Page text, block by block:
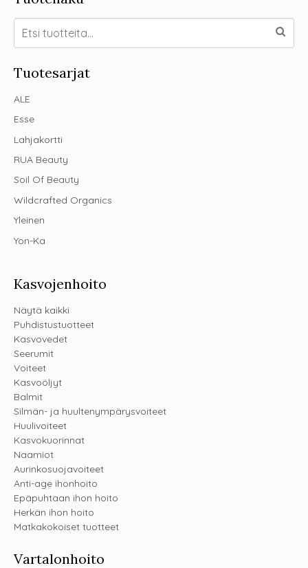
Tuotesarjat
ALE
Esse
Lahjakortti
RUA Beauty
Soil Of Beauty
Wildcrafted Organics
Yleinen
Yon-Ka
Kasvojenhoito
Näytä kaikki
Puhdistustuotteet
Kasvovedet
Seerumit
Voiteet
Kasvoöljyt
Balmit
Silmän- ja huultenympärysvoiteet
Huulivoiteet
Kasvokuorinnat
Naamiot
Aurinkosuojavoiteet
Anti-age ihonhoito
Epäpuhtaan ihon hoito
Herkän ihon hoito
Matkakokoiset tuotteet
Vartalonhoito